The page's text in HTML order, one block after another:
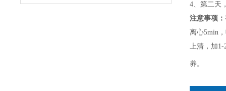
4、 第二天
注意事项：
离心5min，
上清，加1-
养。